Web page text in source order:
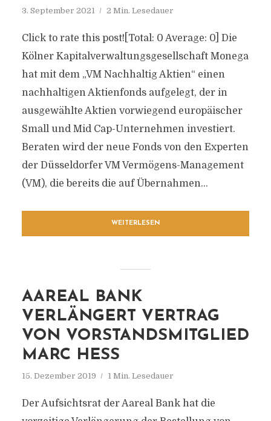
3. September 2021 2 Min. Lesedauer
Click to rate this post![Total: 0 Average: 0] Die
Kölner Kapitalverwaltungsgesellschaft Monega
hat mit dem „VM Nachhaltig Aktien“ einen
nachhaltigen Aktienfonds aufgelegt, der in
ausgewählte Aktien vorwiegend europäischer
Small und Mid Cap-Unternehmen investiert.
Beraten wird der neue Fonds von den Experten
der Düsseldorfer VM Vermögens-Management
(VM), die bereits die auf Übernahmen...
WEITERLESEN
AAREAL BANK
VERLÄNGERT VERTRAG
VON VORSTANDSMITGLIED
MARC HESS
15. Dezember 2019 1 Min. Lesedauer
Der Aufsichtsrat der Aareal Bank hat die